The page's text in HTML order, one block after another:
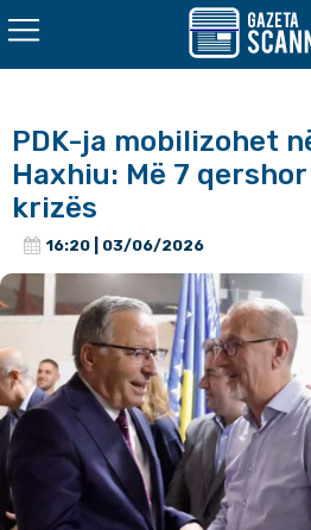
PDK-ja mobilizohet
Haxhiu: Më 7
krizës
16:20 | 03/06/2026